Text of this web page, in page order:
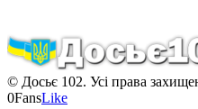
© Досьє 102. Усі права
0FansLike